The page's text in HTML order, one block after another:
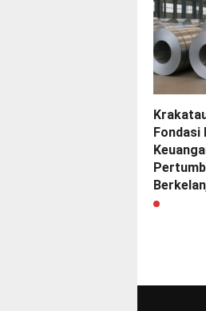
Fondasi